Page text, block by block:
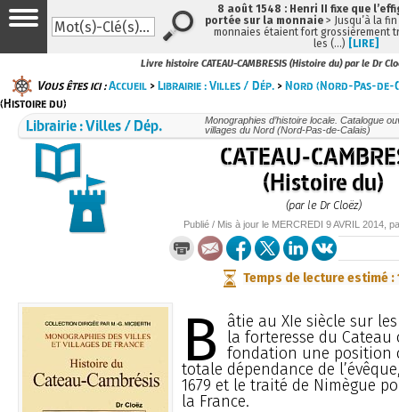
Livre histoire CATEAU-CAMBRESIS (Histoire du) par le Dr
Vous êtes ici :Accueil >Librairie : Villes / Dép. >Nord (Nord-Pas-de-
(Histoire du)
Librairie : Villes / Dép.
Monographies d’histoire locale. Catalogue
villages du Nord (Nord-Pas-de-Calais)
CATEAU-
(Histoire du)
(par le Dr Cloëz)
Publié / Mis à jour le MERCREDI 9 AVRIL 2014,
Temps de lecture estimé :
B
âtie au XIe siècle sur
la forteresse du Cateau
fondation une position
totale dépendance de
1679 et le traité de Nimègue
la France.
8 août 1548 : Henri II fixe que
portée sur la monnaie > Jusqu’à la
monnaies étaient fort grossièrement
les (…) [LIRE]